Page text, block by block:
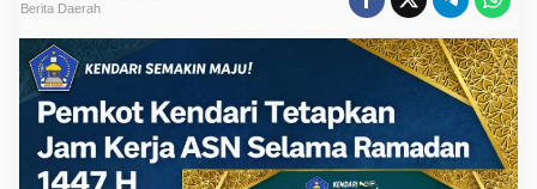
r
T
e
r
b
i
Berita Daerah